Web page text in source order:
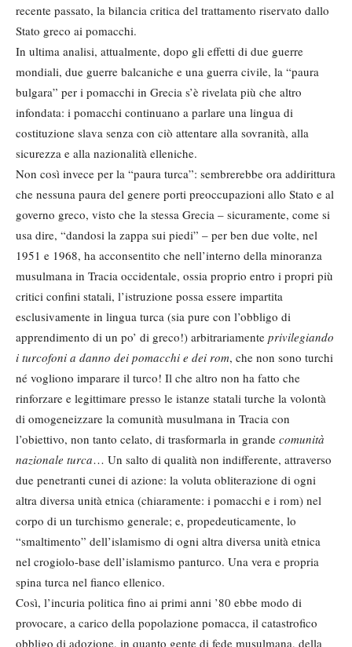
recente passato, la bilancia critica del trattamento riservato dallo
Stato greco ai pomacchi.
In ultima analisi, attualmente, dopo gli effetti di due guerre
mondiali, due guerre balcaniche e una guerra civile, la “paura
bulgara” per i pomacchi in Grecia s’è rivelata più che altro
infondata: i pomacchi continuano a parlare una lingua di
costituzione slava senza con ciò attentare alla sovranità, alla
sicurezza e alla nazionalità elleniche.
Non così invece per la “paura turca”: sembrerebbe ora addirittura
che nessuna paura del genere porti preoccupazioni allo Stato e al
governo greco, visto che la stessa Grecia – sicuramente, come si
usa dire, “dandosi la zappa sui piedi” – per ben due volte, nel
1951 e 1968, ha acconsentito che nell’interno della minoranza
musulmana in Tracia occidentale, ossia proprio entro i propri più
critici confini statali, l’istruzione possa essere impartita
esclusivamente in lingua turca (sia pure con l’obbligo di
apprendimento di un po’ di greco!) arbitrariamente privilegiando
i turcofoni a danno dei pomacchi e dei rom, che non sono turchi
né vogliono imparare il turco! Il che altro non ha fatto che
rinforzare e legittimare presso le istanze statali turche la volontà
di omogeneizzare la comunità musulmana in Tracia con
l’obiettivo, non tanto celato, di trasformarla in grande comunità
nazionale turca… Un salto di qualità non indifferente, attraverso
due penetranti cunei di azione: la voluta obliterazione di ogni
altra diversa unità etnica (chiaramente: i pomacchi e i rom) nel
corpo di un turchismo generale; e, propedeuticamente, lo
“smaltimento” dell’islamismo di ogni altra diversa unità etnica
nel crogiolo-base dell’islamismo panturco. Una vera e propria
spina turca nel fianco ellenico.
Così, l’incuria politica fino ai primi anni ’80 ebbe modo di
provocare, a carico della popolazione pomacca, il catastrofico
obbligo di adozione, in quanto gente di fede musulmana, della